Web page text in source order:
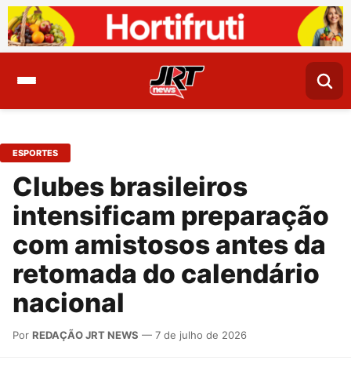
ESPORTES
Clubes brasileiros
intensificam preparação
com amistosos antes da
retomada do calendário
nacional
Por REDAÇÃO JRT NEWS — 7 de julho de 2026